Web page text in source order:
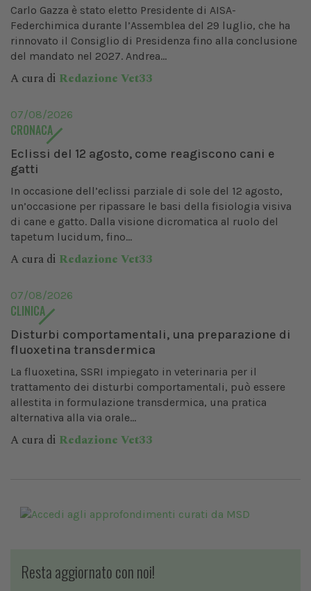
Carlo Gazza è stato eletto Presidente di AISA-
Federchimica durante l’Assemblea del 29 luglio, che ha
rinnovato il Consiglio di Presidenza fino alla conclusione
del mandato nel 2027. Andrea...
A cura di Redazione Vet33
07/08/2026
CRONACA
Eclissi del 12 agosto, come reagiscono cani e
gatti
In occasione dell’eclissi parziale di sole del 12 agosto,
un’occasione per ripassare le basi della fisiologia visiva
di cane e gatto. Dalla visione dicromatica al ruolo del
tapetum lucidum, fino...
A cura di Redazione Vet33
07/08/2026
CLINICA
Disturbi comportamentali, una preparazione di
fluoxetina transdermica
La fluoxetina, SSRI impiegato in veterinaria per il
trattamento dei disturbi comportamentali, può essere
allestita in formulazione transdermica, una pratica
alternativa alla via orale...
A cura di Redazione Vet33
Resta aggiornato con noi!